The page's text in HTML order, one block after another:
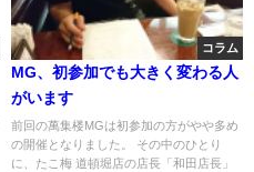
コラム
MG、初参加でも大きく変わる人
がいます
前回の萬集楼MGは初参加の方がやや多め
の開催となりました。 その中のひとり
に、たこ梅 道頓堀店の店長「和田店長」